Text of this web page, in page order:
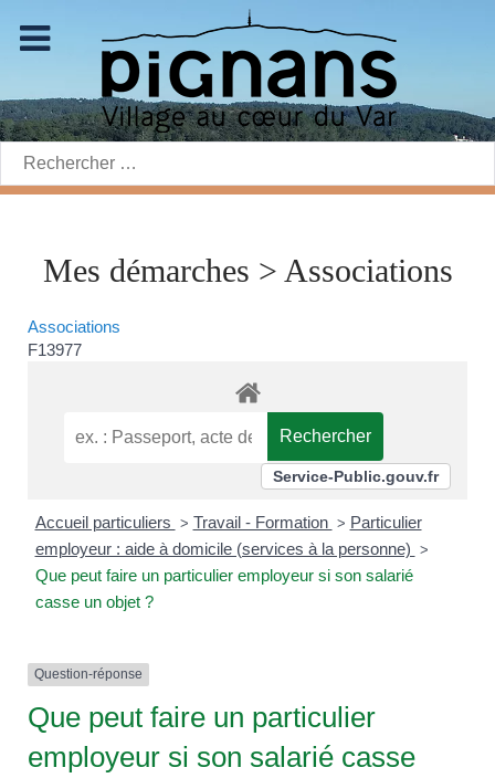
Rechercher:
Mes démarches > Associations
Associations
F13977
Service-Public.gouv.fr
Accueil particuliers > Travail - Formation > Particulier
employeur : aide à domicile (services à la personne) >
Que peut faire un particulier employeur si son salarié
casse un objet ?
Question-réponse
Que peut faire un particulier
employeur si son salarié casse